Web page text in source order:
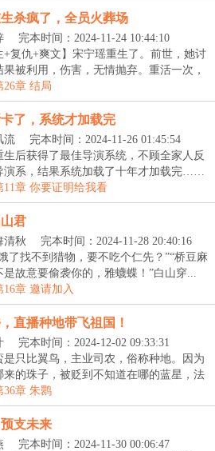
杀疯了，全员火葬场
完本时间：2024-11-24 10:44:10
+复仇+爽文】宋宁瑶重生了。前世，她讨
被利用，伤害，无情抛弃。重活一次，
26章 结局
了，系统才加载完
流
完本时间：2024-11-26 01:45:54
生后获得了最佳导演系统，不顾全家人反
演系，结果系统加载了十年才加载完……
11章 你要证明给我看
君
清秋
完本时间：2024-11-28 20:40:16
了找不到猎物，要不吃个仁先？”“桥豆麻
是故意要偷袭你的，雅蠛蝶！”白山穿...
16章 邀请加入
直播种地带飞祖国！
完本时间：2024-12-02 09:33:31
是只比翼鸟，主业司农，俗称种地。因为
来的珠子，被贬到不知道在哪的蓝星，法
36章 朱鹮
支未来
完本时间：2024-11-30 00:06:47